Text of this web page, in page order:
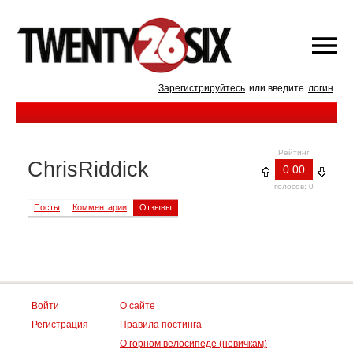
Зарегистрируйтесь или введите логин
Рейтинг
0.00
голосов: 0
ChrisRiddick
Посты Комментарии Отзывы
Войти
Регистрация
О сайте
Правила постинга
О горном велосипеде (новичкам)